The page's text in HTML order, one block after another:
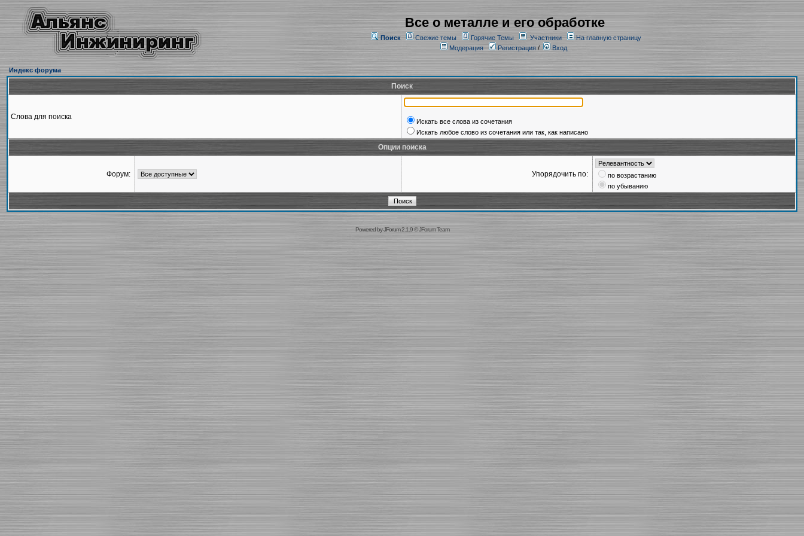
Все о металле и его обработке
Поиск Свежие темы Горячие Темы Участники
На главную страницу
Модерация
Регистрация/ Вход
Индекс форума
Поиск
Слова для поиска
Искать все слова из сочетания
Искать любое слово из сочетания или так, как написано
Опции поиска
Форум: Упорядочить по:
по возрастанию
по убыванию
Powered byJForum 2.1.9©JForum Team